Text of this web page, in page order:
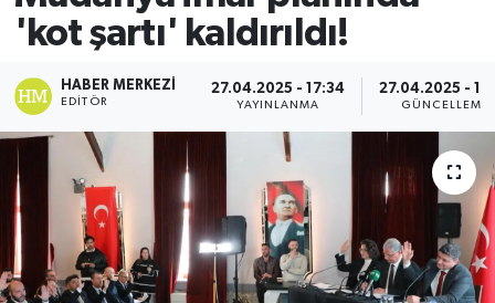
'kot şartı' kaldırıldı!
HABER MERKEZI
EDITÖR
27.04.2025 - 17:34
YAYINLANMA
27.04.2025 -
GÜNCELLEME